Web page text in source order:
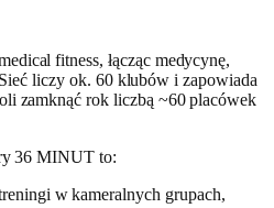
fitness, łącząc medycynę,
liczy ok. 60 klubów i zapowiada
zamknąć rok liczbą ~60 placówek
36 MINUT to:
w kameralnych grupach,